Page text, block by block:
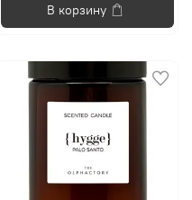
В корзину